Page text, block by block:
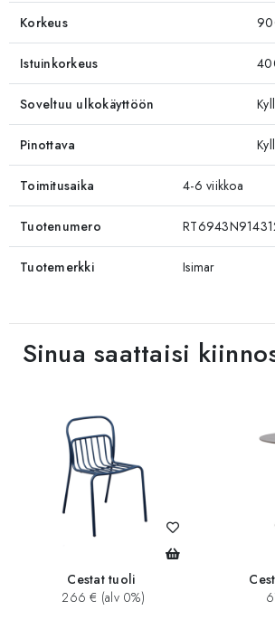
Korkeus
Istuinkorkeus
Soveltuu ulkokäyttöön
Pinottava
Toimitusaika 4-6 viikkoa
Tuotenumero
Tuotemerkki Isimar
Sinua saattaisi
Cestat tuoli
266 € (alv 0%)